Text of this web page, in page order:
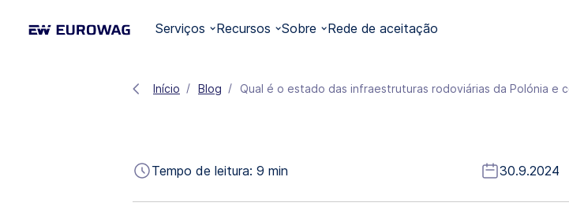
Serviços Recursos Sobre Rede de aceitação
Início Blog Qual é o estado das infraestruturas rodoviárias da Polónia e
Tempo de leitura: 9 min 30.9.2024